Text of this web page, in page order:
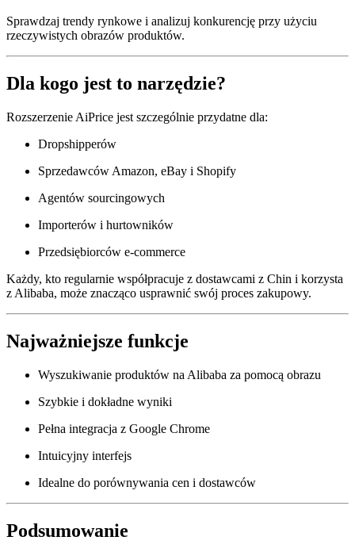
Sprawdzaj trendy rynkowe i analizuj konkurencję przy użyciu
rzeczywistych obrazów produktów.
Dla kogo jest to narzędzie?
Rozszerzenie AiPrice jest szczególnie przydatne dla:
Dropshipperów
Sprzedawców Amazon, eBay i Shopify
Agentów sourcingowych
Importerów i hurtowników
Przedsiębiorców e-commerce
Każdy, kto regularnie współpracuje z dostawcami z Chin i korzysta
z Alibaba, może znacząco usprawnić swój proces zakupowy.
Najważniejsze funkcje
Wyszukiwanie produktów na Alibaba za pomocą obrazu
Szybkie i dokładne wyniki
Pełna integracja z Google Chrome
Intuicyjny interfejs
Idealne do porównywania cen i dostawców
Podsumowanie